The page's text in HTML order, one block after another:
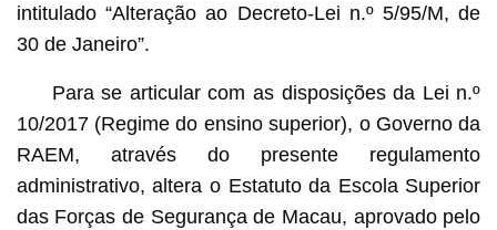
intitulado “Alteração ao Decreto-Lei n.º 5/95/M, de
30 de Janeiro”.
Para se articular com as disposições da Lei n.º
10/2017 (Regime do ensino superior), o Governo da
RAEM, através do presente regulamento
administrativo, altera o Estatuto da Escola Superior
das Forças de Segurança de Macau, aprovado pelo